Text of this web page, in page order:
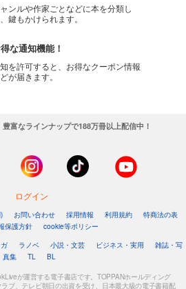
ンルや作家ごとなどに本を分類し
鍵もかけられます。
な通知機能！
を許可すると、お得なクーポン情報
が届きます。
富なラインナップで188万冊以上配信中！
ログイン
お問い合わせ 採用情報 利用規約
特商法の表
保護方針
cookie等ポリシー
ラノベ 小説・文芸 ビジネス・実用
雑誌・写
真集
TL BL
が運営する電子書店です。TOPPANホールディング
ブ、テレビ朝日の出資を受け、日本最大級の電子書籍配